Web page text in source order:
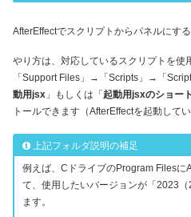
AfterEffectでスクリプトからパネルにす
やり方は、対応しているスクリプトを使
「Support Files」→「Scripts」→「
動用jsx 」もしくは「 起動用jsxのショー
トールできます（AfterEffectを起動して
上記フォルダ説明の補足
例えば、CドライブのProgram Filesに
て、使用したいバージョンが「2023
ます。